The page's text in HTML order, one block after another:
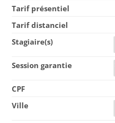
Tarif présentiel
Tarif distanciel
Stagiaire(s)
Session garantie
CPF
Ville